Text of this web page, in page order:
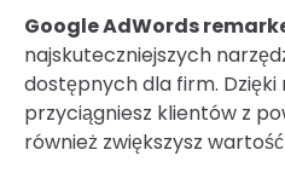
Google AdWords
najskuteczniejszych
dostępnych dla firm. Dzięki
przyciągniesz klientów z
również zwiększysz